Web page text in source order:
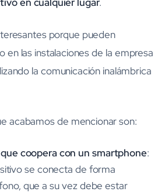
porque pueden
en las instalaciones de la empresa
la comunicación inalámbrica
acabamos de mencionar son:
coopera con un smartphone:
se conecta de forma
que a su vez debe estar